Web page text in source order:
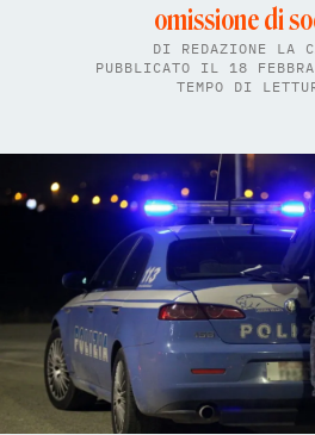
omissione di
DI REDAZIONE LA
PUBBLICATO IL 18
TEMPO DI